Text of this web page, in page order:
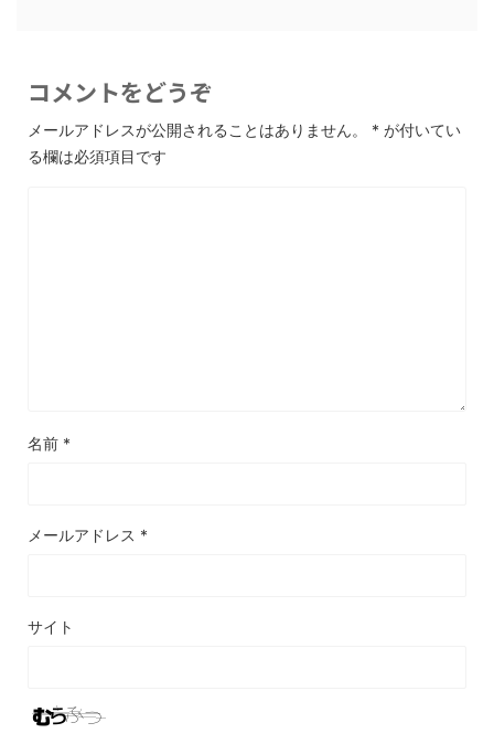
コメントをどうぞ
メールアドレスが公開されることはありません。 * が付いてい
る欄は必須項目です
名前 *
メールアドレス *
サイト